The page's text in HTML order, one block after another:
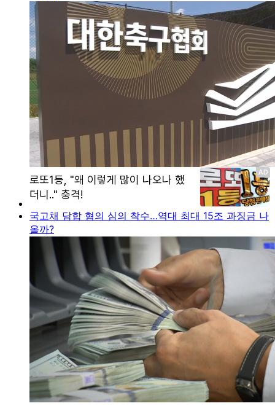
국고채 담합 혐의 심의 착수…역대 최대 15조 과징금 나
올까?